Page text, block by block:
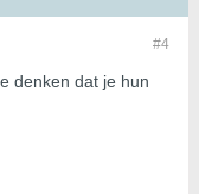
#4
denken dat je hun